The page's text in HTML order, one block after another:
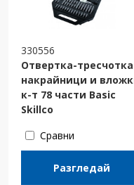
330556
Отвертка-тресчотка
накрайници и
к-т 78 части Basic
Skillco
Сравни
Разгледай